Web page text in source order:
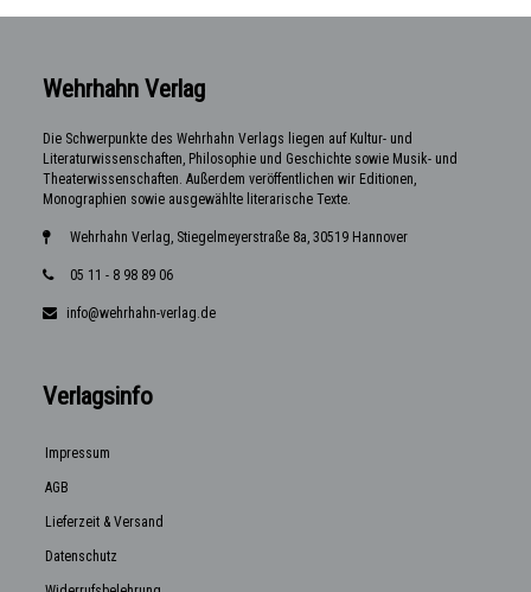
Wehrhahn Verlag
Die Schwerpunkte des Wehrhahn Verlags liegen auf Kultur- und
Literaturwissenschaften, Philosophie und Geschichte sowie Musik- und
Theaterwissenschaften. Außerdem veröffentlichen wir Editionen,
Monographien sowie ausgewählte literarische Texte.
Wehrhahn Verlag, Stiegelmeyerstraße 8a, 30519 Hannover
05 11 - 8 98 89 06
info@wehrhahn-verlag.de
Verlagsinfo
Impressum
AGB
Lieferzeit & Versand
Datenschutz